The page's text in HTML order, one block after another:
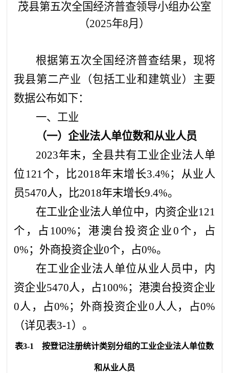
茂县第五次全国经济普查领导小组办公室
（2025年8月 ）
根据第五次全国经济普查结果，现将
我县第二产业（包括工业和建筑业）主要
数据公布如下：
一、工业
（一）企业法人单位数和从业人员
2023年末，全县共有工业企业法人单
位121个，比2018年末增长3.4%；从业人
员5470人，比2018年末增长9.4%。
在工业企业法人单位中，内资企业121
个，占100%；港澳台投资企业0个，占
0%；外商投资企业0个，占0%。
在工业企业法人单位从业人员中，内
资企业5470人，占100%；港澳台投资企业
0人，占0%；外商投资企业0人人，占0%
（详见表3-1）。
表3-1 按登记注册统计类别分组的工业企业法人单位数
和从业人员